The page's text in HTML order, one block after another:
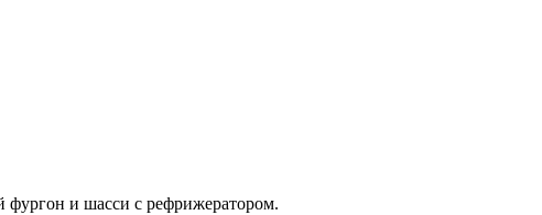
фургон и шасси с рефрижератором.